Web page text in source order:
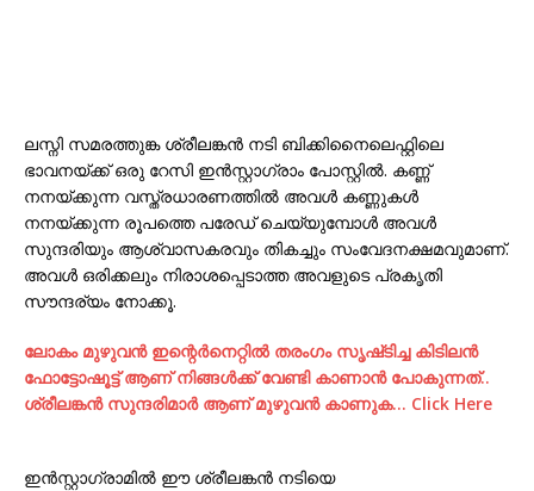
ലസ്നി സമരത്തുങ്ക ശ്രീലങ്കൻ നടി ബിക്കിനൈലെഫ്റ്റിലെ
ഭാവനയ്ക്ക് ഒരു റേസി ഇൻസ്റ്റാഗ്രാം പോസ്റ്റിൽ. കണ്ണ്
നനയ്ക്കുന്ന വസ്ത്രധാരണത്തിൽ അവൾ കണ്ണുകൾ
നനയ്ക്കുന്ന രൂപത്തെ പരേഡ് ചെയ്യുമ്പോൾ അവൾ
സുന്ദരിയും ആശ്വാസകരവും തികച്ചും സംവേദനക്ഷമവുമാണ്.
അവൾ ഒരിക്കലും നിരാശപ്പെടാത്ത അവളുടെ പ്രകൃതി
സൗന്ദര്യം നോക്കൂ.
ലോകം മുഴുവന്‍ ഇന്റെര്‍നെറ്റില്‍ തരംഗം സൃഷ്‌ടിച്ച കിടിലന്‍
ഫോട്ടോഷൂട്ട്‌ ആണ് നിങ്ങള്‍ക്ക് വേണ്ടി കാണാന്‍ പോകുന്നത്..
ശ്രീലങ്കന്‍ സുന്ദരിമാര്‍ ആണ് മുഴുവന്‍ കാണുക… Click Here
ഇൻസ്റ്റാഗ്രാമിൽ ഈ ശ്രീലങ്കൻ നടിയെ